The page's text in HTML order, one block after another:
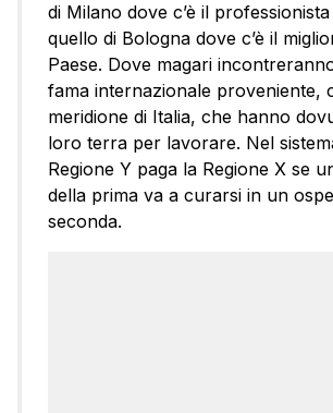
di Milano dove c’è il
quello di Bologna dove c’è il
Paese. Dove magari
fama internazionale proveniente,
meridione di Italia, che hanno
loro terra per lavorare. Nel
Regione Y paga la Regione X se
della prima va a curarsi in un
seconda.